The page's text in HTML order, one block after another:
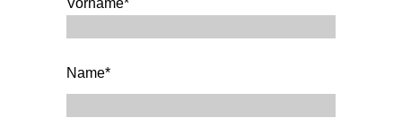
Vorname*
Name*